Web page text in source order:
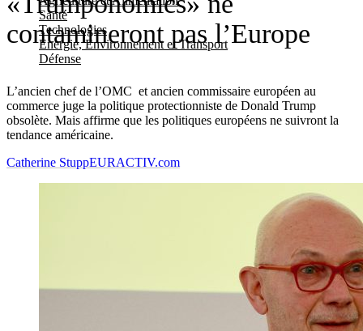
Santé
Technologies
Energie, Environnement et Transport
Défense
contamineront pas l’Europe
L’ancien chef de l’OMC et ancien commissaire européen au
commerce juge la politique protectionniste de Donald Trump
obsolète. Mais affirme que les politiques européens ne suivront la
tendance américaine.
Catherine StuppEURACTIV.com